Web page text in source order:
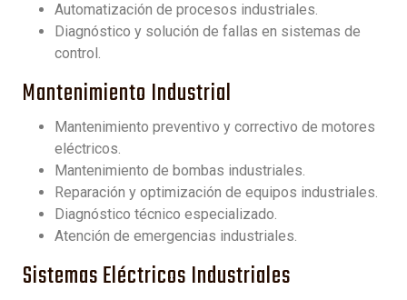
Automatización de procesos industriales.
Diagnóstico y solución de fallas en sistemas de
control.
Mantenimiento Industrial
Mantenimiento preventivo y correctivo de motores
eléctricos.
Mantenimiento de bombas industriales.
Reparación y optimización de equipos industriales.
Diagnóstico técnico especializado.
Atención de emergencias industriales.
Sistemas Eléctricos Industriales